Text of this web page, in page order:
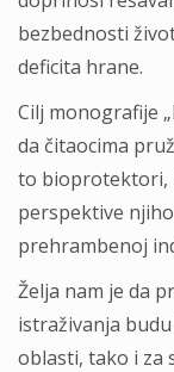
bezbednosti
deficita hrane.
Cilj monografije
da čitaocima
to bioprotektori,
perspektive
prehrambenoj
Želja nam je da
istraživanja
oblasti, tako i za